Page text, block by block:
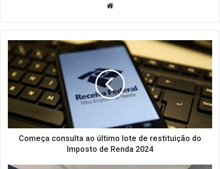
Website
Começa consulta ao último lote de restituição do
Imposto de Renda 2024